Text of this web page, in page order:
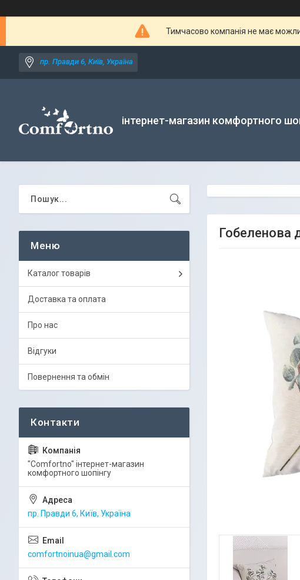
Тимчасово компанія не має
пр. Правди 6, Київ, Україна
інтернет-магазин комфортного
Гобеленова
Каталог товарів
Доставка та оплата
Про нас
Відгуки
Повернення та обмін
"Comfortno" інтернет-магазин
комфортного шопінгу
пр. Правди 6, Київ, Україна
comfortnoinua@gmail.com